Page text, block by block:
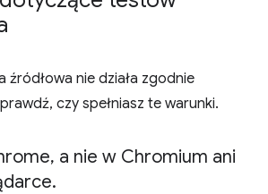
źródłowa nie działa zgodnie
czy spełniasz te warunki.
, a nie w Chromium ani
.